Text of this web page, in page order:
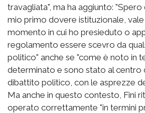
travagliata", ma ha aggiunto:
mio primo dovere istituzionale, vale
momento in cui ho presieduto o
regolamento essere scevro da
politico" anche se "come è noto in
determinato e sono stato al centro
dibattito politico, con le asprezze
Ma anche in questo contesto, Fini
operato correttamente "in termini